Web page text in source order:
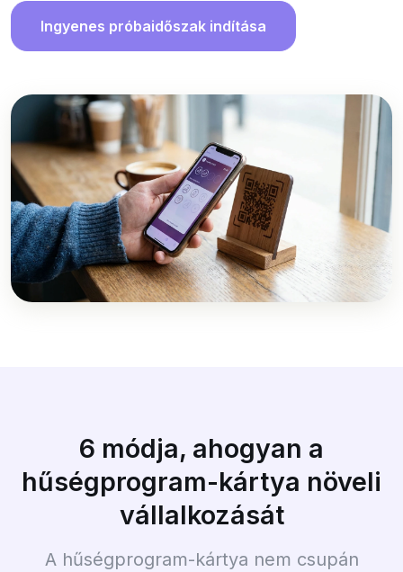
Ingyenes próbaidőszak indítása
6 módja, ahogyan a
hűségprogram-kártya növeli
vállalkozását
A hűségprogram-kártya nem csupán